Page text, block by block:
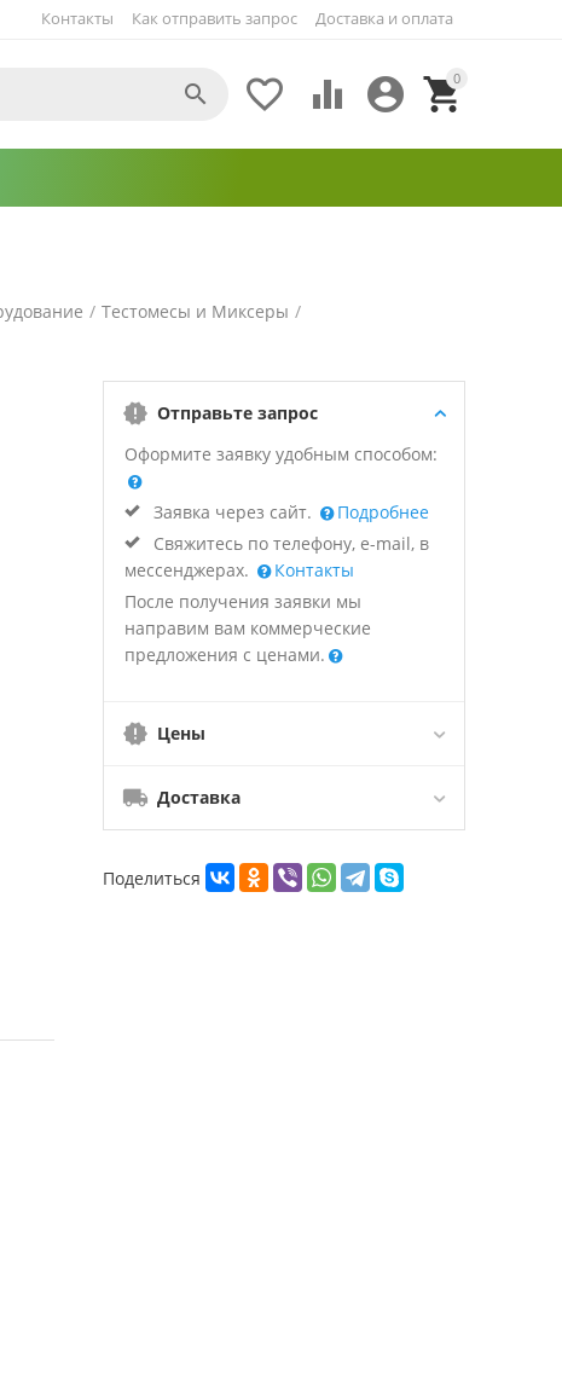
Как отправить запрос Доставка и оплата
Контакты
0


 

/ Тестомесы и Миксеры /
Отправьте запрос
Оформите заявку удобным способом:
Заявка через сайт.
Подробнее
Свяжитесь по телефону, e-mail, в
мессенджерах.
Контакты
После получения заявки мы
направим вам коммерческие
предложения с ценами.
Цены
Доставка
Поделиться